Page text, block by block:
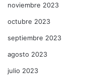
noviembre 2023
octubre 2023
septiembre 2023
agosto 2023
julio 2023